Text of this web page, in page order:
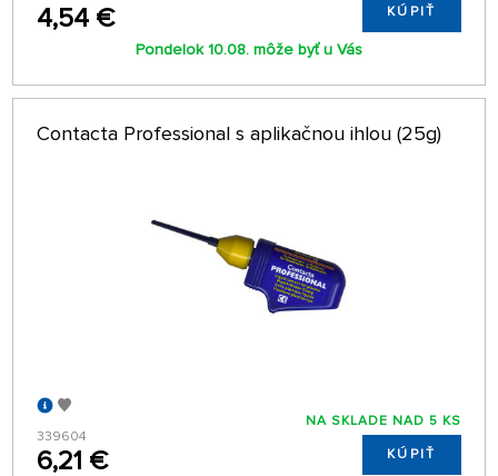
4,54 € KÚPIŤ
Pondelok 10.08. môže byť u Vás
Contacta Professional s aplikačnou ihlou (25g)
339604
6,21 €
NA SKLADE NAD 5 KS
KÚPIŤ